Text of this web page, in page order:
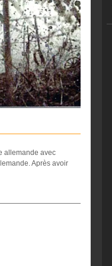
allemande avec
Après avoir